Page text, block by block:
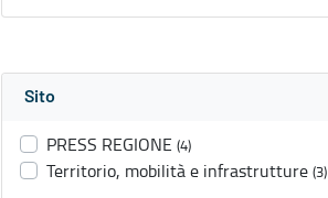
Sito
PRESS REGIONE (4)
Territorio, mobilità e infrastrutture (3)